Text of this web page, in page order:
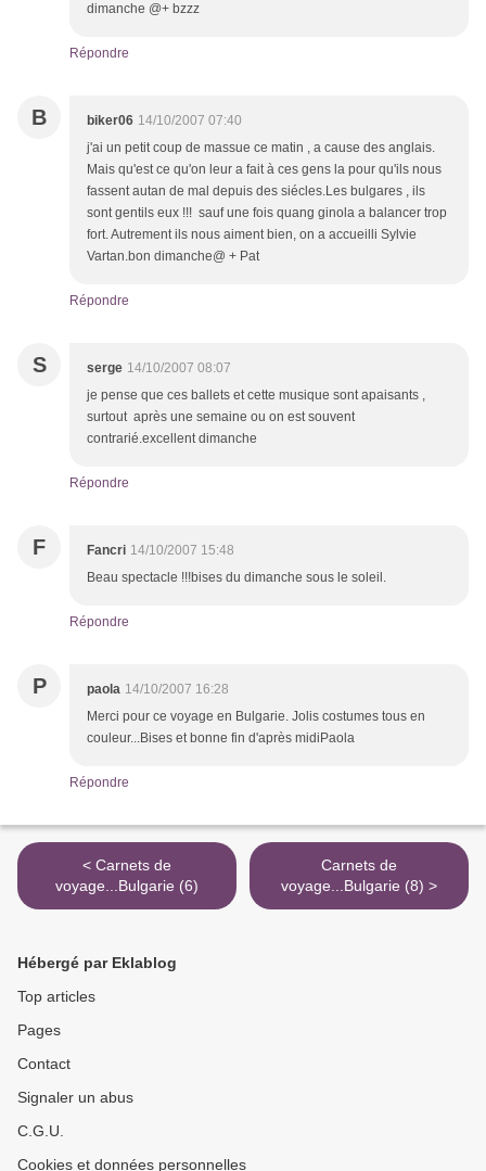
dimanche @+ bzzz
Répondre
B biker06 14/10/2007 07:40
j'ai un petit coup de massue ce matin , a cause des anglais.
Mais qu'est ce qu'on leur a fait à ces gens la pour qu'ils nous
fassent autan de mal depuis des siécles.Les bulgares , ils
sont gentils eux !!! sauf une fois quang ginola a balancer trop
fort. Autrement ils nous aiment bien, on a accueilli Sylvie
Vartan.bon dimanche@ + Pat
Répondre
S serge 14/10/2007 08:07
je pense que ces ballets et cette musique sont apaisants ,
surtout après une semaine ou on est souvent
contrarié.excellent dimanche
Répondre
F Fancri 14/10/2007 15:48
Beau spectacle !!!bises du dimanche sous le soleil.
Répondre
P paola 14/10/2007 16:28
Merci pour ce voyage en Bulgarie. Jolis costumes tous en
couleur...Bises et bonne fin d'après midiPaola
Répondre
< Carnets de
voyage...Bulgarie (6)
Carnets de
voyage...Bulgarie (8) >
Hébergé par Eklablog
Top articles
Pages
Contact
Signaler un abus
C.G.U.
Cookies et données personnelles